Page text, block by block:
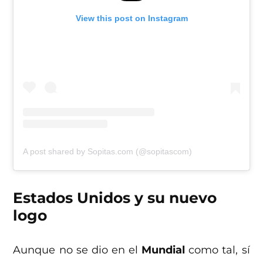
View this post on Instagram
A post shared by Sopitas.com (@sopitascom)
Estados Unidos y su nuevo
logo
Aunque no se dio en el Mundial como tal, sí